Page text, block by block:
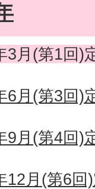
3月(第1回)
6月(第3回)
9月(第4回)
12月(第6回